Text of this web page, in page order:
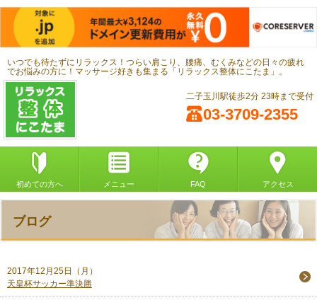
いつでも待たずにリラックス！つらい肩こり、腰痛、むくみなどの日々の疲れ
でお悩みの方に！マッサージ好きも集まる「リラックス整体にこたま」。
二子玉川駅徒歩2分 23時まで受付
03-3709-2355
初めての方へ メニュー FAQ アクセス
ブログ
2017年12月25日（月）
天皇杯サッカー準決勝